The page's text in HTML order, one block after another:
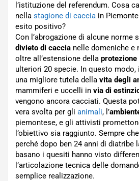
l’istituzione del referendum. Cosa
nella stagione di caccia in
esito positivo?
Con l’abrogazione di alcune norme
divieto di caccia nelle domeniche e
oltre all’estensione della
ulteriori 20 specie. In questo
una migliore tutela della vita degli
mammiferi e uccelli in via di
vengono ancora cacciati. Questa
vera svolta per gli animali, l’
piemontese, e gli attivisti
l’obiettivo sia raggiunto. Sempre
perché dopo ben 24 anni di diatribe
basano i quesiti hanno visto
l’articolazione tecnica delle
semplice realizzazione.